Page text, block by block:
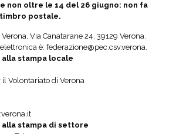
non oltre le 14 del 26 giugno: non fa
postale.
Verona, Via Canatarane 24, 39129 Verona.
è: federazione@pec.csv.verona.
stampa locale
Volontariato di Verona
stampa di settore